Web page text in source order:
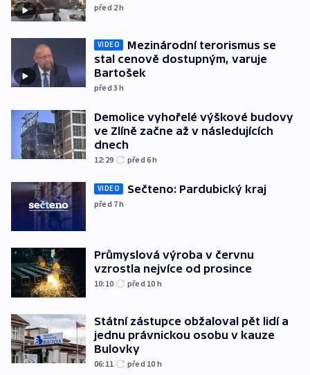
před 2h
VIDEO
Mezinárodní terorismus se
stal cenově dostupným, varuje
Bartošek
před 3h
Demolice vyhořelé výškové budovy
ve Zlíně začne až v následujících
dnech
12:29 před 6h
VIDEO Sečteno: Pardubický kraj
před 7h
Průmyslová výroba v červnu
vzrostla nejvíce od prosince
10:10 před 10 h
Státní zástupce obžaloval pět lidí a
jednu právnickou osobu v kauze
Bulovky
06:11 před 10 h